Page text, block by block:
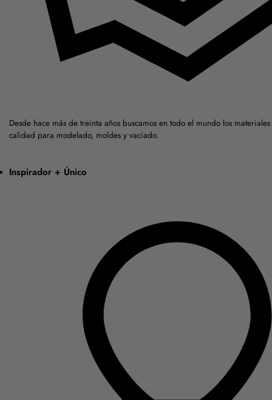
Desde hace más de treinta años buscamos en todo el mundo los
calidad para modelado, moldes y vaciado.
Inspirador + Único